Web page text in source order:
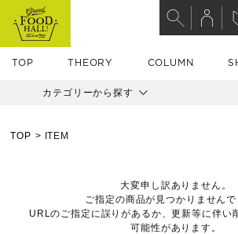
TOP THEORY COLUMN
カテゴリーから探す
TOP ITEM
大変申し訳ありません。
ご指定の商品が見つかりませんで
URLのご指定に誤りがあるか、更新等に伴い
可能性があります。